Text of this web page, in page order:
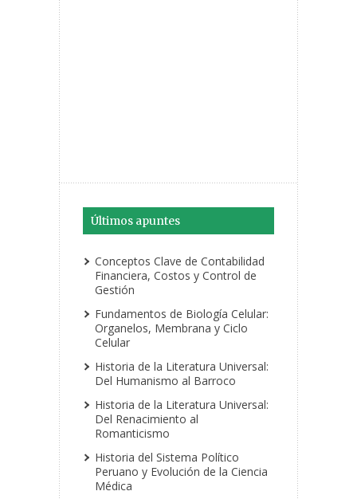
Últimos apuntes
Conceptos Clave de Contabilidad
Financiera, Costos y Control de
Gestión
Fundamentos de Biología Celular:
Organelos, Membrana y Ciclo
Celular
Historia de la Literatura Universal:
Del Humanismo al Barroco
Historia de la Literatura Universal:
Del Renacimiento al
Romanticismo
Historia del Sistema Político
Peruano y Evolución de la Ciencia
Médica